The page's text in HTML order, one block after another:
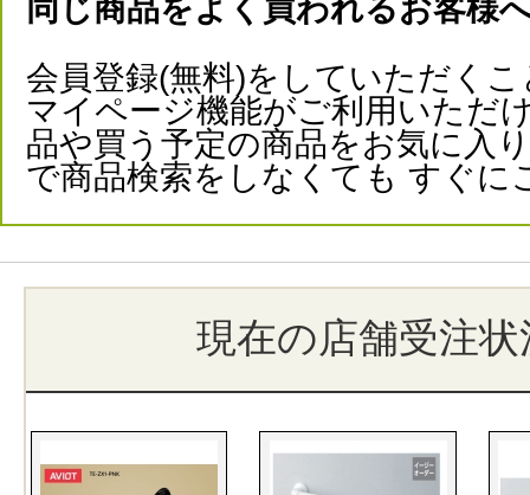
同じ商品をよく買われるお客様
会員登録(無料)をしていただくこ
マイページ機能がご利用いただ
品や買う予定の商品をお気に入
で商品検索をしなくても すぐに
現在の店舗受注状